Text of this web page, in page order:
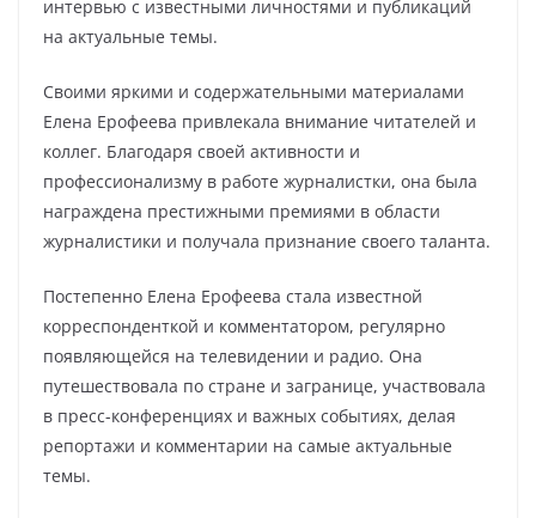
интервью с известными личностями и публикаций
на актуальные темы.
Своими яркими и содержательными материалами
Елена Ерофеева привлекала внимание читателей и
коллег. Благодаря своей активности и
профессионализму в работе журналистки, она была
награждена престижными премиями в области
журналистики и получала признание своего таланта.
Постепенно Елена Ерофеева стала известной
корреспонденткой и комментатором, регулярно
появляющейся на телевидении и радио. Она
путешествовала по стране и загранице, участвовала
в пресс-конференциях и важных событиях, делая
репортажи и комментарии на самые актуальные
темы.